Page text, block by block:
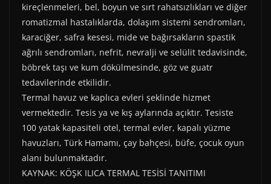
kireçlenmeleri, bel, boyun ve sırt rahatsızlıkları ve diğer
romatizmal hastalıklarda, dolaşım sistemi sendromları,
karaciğer, safra kesesi, mide ve bağırsakların spastik
ağrılı sendromları, nefrit, nevralji ve selülit tedavisinde,
böbrek taşı ve kum dökülmesinde, göz ve guatr
tedavilerinde etkilidir.
Termal havuz ve kaplıca evleri şeklinde hizmet
vermektedir. Tesis ya ve kış aylarında açıktır. Tesiste
100 yatak kapasiteli otel, termal evler, kapalı yüzme
havuzları, Türk Hamamı, çay bahçesi, büfe, çocuk oyun
alanı bulunmaktadır.
KAYNAK: KÖŞK ILICA TERMAL TESİSİ TANITIMI